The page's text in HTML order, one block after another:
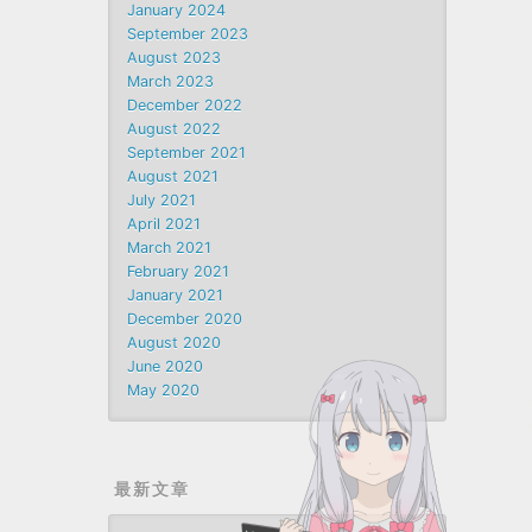
January 2024
September 2023
August 2023
March 2023
December 2022
August 2022
September 2021
August 2021
July 2021
April 2021
March 2021
February 2021
January 2021
December 2020
August 2020
June 2020
May 2020
最新文章